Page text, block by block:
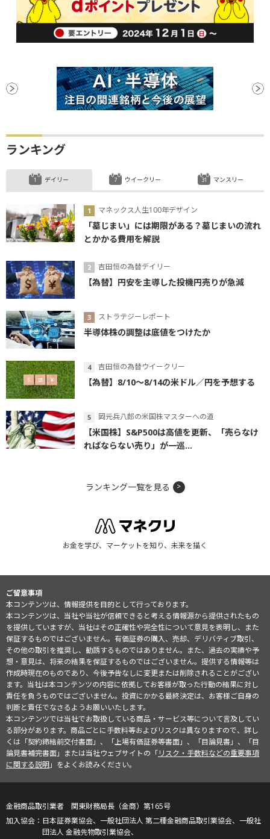
ランキング
デイリー
マネックス人生100年デザイン
「墓じまい」には期限がある？墓じまいの流れ
とかかる費用を解説
吉田恒の為替デイリー
【為替】円安を主導した投機円売りが急減
ストラテジーレポート
半導体株の調整は底値をつけたか
吉田恒の為替ウイークリー
【為替】8/10～8/14の米ドル／円を予想する
岡元兵八郎の米国株マスターへの道
【米国株】S&P500は高値を更新、「売らなけ
ればならない売り」が一巡...
ウイークリー マンスリー
ランキング一覧を見る
お金を学び、マーケットを知り、未来を描く
ご留意事項
本コンテンツは、情報提供を目的として行っております。
本コンテンツは、当社や当社が信頼できると考える情報源から提供されたもの
を提供していますが、当社はその正確性や完全性について意見を表明し、また
保証するものではございません。有価証券の購入、売却、デリバティブ取引、
その他の取引を推奨し、勧誘するものではありません。また、過去の実績や予
想・意見は、将来の結果を保証するものではございません。提供する情報等は
作成時現在のものであり、今後予告なしに変更または削除されることがござい
ます。当社は本コンテンツの内容に依拠してお客様が取った行動の結果に対し
責任を負うものではございません。投資にかかる最終決定は、お客様ご自身の
判断と責任でなさるようお願いいたします。
本コンテンツでは当社でお取扱している商品・サービス等について言及してい
る部分があります。商品ごとに手数料等およびリスクは異なりますので、詳し
くは「契約締結前交付書面」、「上場有価証券等書面」、「目論見書」、「目
論見書補完書面」または当社ウェブサイトの「リスク・手数料などの重要事項
に関する説明」をよくお読みください。
金融商品取引業者 関東財務局長（金商）第165号
日本証券業協会、一般社団法人 第二種金融商品取引業協会、一般社
団法人 金融先物取引業協会、